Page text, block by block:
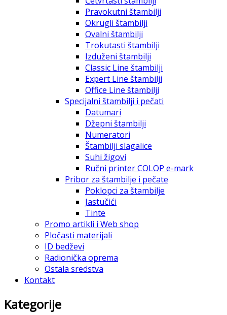
Pravokutni štambilji
Okrugli štambilji
Ovalni štambilji
Trokutasti štambilji
Izduženi štambilji
Classic Line štambilji
Expert Line štambilji
Office Line štambilji
Specijalni štambilji i pečati
Datumari
Džepni štambilji
Numeratori
Štambilji slagalice
Suhi žigovi
Ručni printer COLOP e-mark
Pribor za štambilje i pečate
Poklopci za štambilje
Jastučići
Tinte
Promo artikli i Web shop
Pločasti materijali
ID bedževi
Radionička oprema
Ostala sredstva
Kontakt
Kategorije